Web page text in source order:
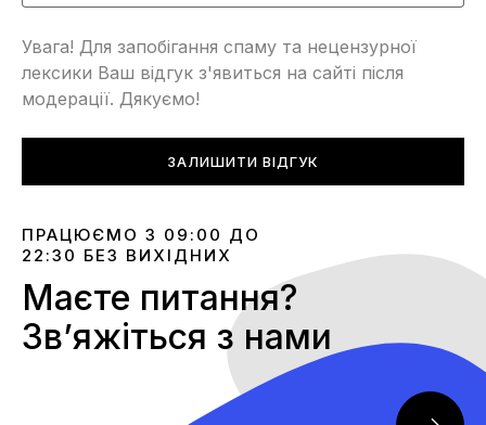
Увага! Для запобігання спаму та нецензурної
лексики Ваш відгук з'явиться на сайті після
модерації. Дякуємо!
ЗАЛИШИТИ ВІДГУК
ПРАЦЮЄМО З 09:00 ДО
22:30 БЕЗ ВИХІДНИХ
Маєте питання?
Звʼяжіться з нами